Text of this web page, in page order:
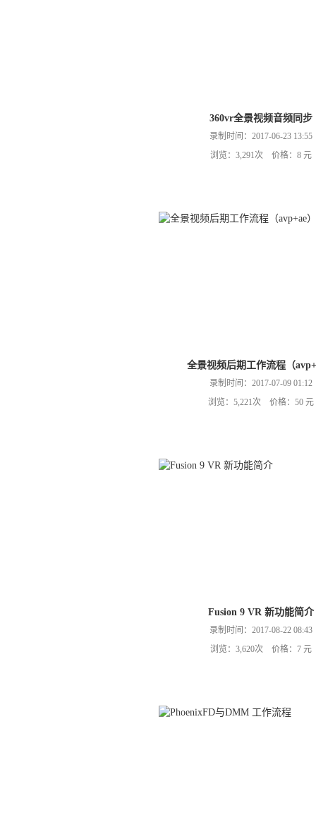
360vr全景视频音频同步
录制时间：2017-06-23 13:55
浏览：3,291次 价格：8 元
全景视频后期工作流程（
录制时间：2017-07-09 01:12
浏览：5,221次 价格：50 元
Fusion 9 VR 新功能简介
录制时间：2017-08-22 08:43
浏览：3,620次 价格：7 元